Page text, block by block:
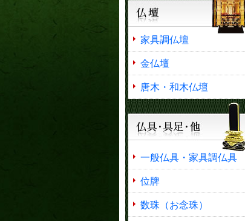
家具調仏壇
金仏壇
唐木・和木仏壇
一般仏具・家具調仏具
位牌
数珠（お念珠）